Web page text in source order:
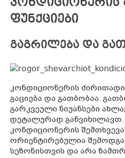
ფუნქციები
გაგრილება და
კონდიციონერის ძირითადი
გაციება და გათბობაა.
გარკვეული ნიუანსები
დეტალურად განვიხილავთ.
კონდიციონერის
ორიენტირებულია
სეზონისთვის და არა